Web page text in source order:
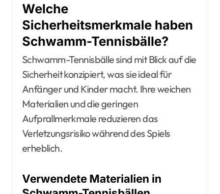
Welche
Sicherheitsmerkmale haben
Schwamm-Tennisbälle?
Schwamm-Tennisbälle sind mit Blick auf die
Sicherheit konzipiert, was sie ideal für
Anfänger und Kinder macht. Ihre weichen
Materialien und die geringen
Aufprallmerkmale reduzieren das
Verletzungsrisiko während des Spiels
erheblich.
Verwendete Materialien in